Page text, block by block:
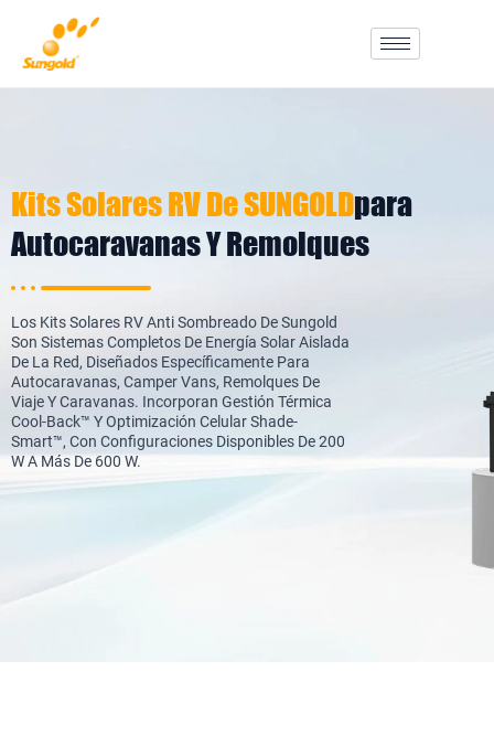
Content
Kits Solares RV De SUNGOLDPara
Autocaravanas Y Remolques
Los Kits Solares RV Anti Sombreado De Sungold
Son Sistemas Completos De Energía Solar Aislada
De La Red, Diseñados Específicamente Para
Autocaravanas, Camper Vans, Remolques De
Viaje Y Caravanas. Incorporan Gestión Térmica
Cool-Back™ Y Optimización Celular Shade-
Smart™, Con Configuraciones Disponibles De 200
W A Más De 600 W.